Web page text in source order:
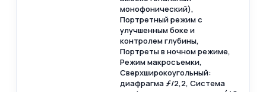
монофонический),
Портретный режим с
улучшенным боке и
контролем глубины,
Портреты в ночном режиме,
Режим макросъемки,
Сверхширокоугольный:
диафрагма ƒ/2,2, Система